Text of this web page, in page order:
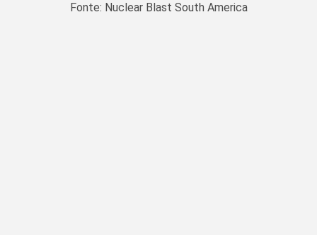
Fonte: Nuclear Blast South America